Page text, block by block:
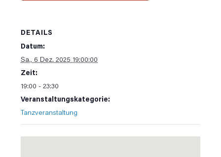
DETAILS
Datum:
Sa., 6 Dez. 2025 19:00:00
Zeit:
19:00 - 23:30
Veranstaltungskategorie:
Tanzveranstaltung